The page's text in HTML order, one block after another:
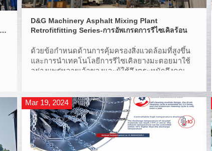
D&G Machinery Asphalt Mixing Plant
Retrofitfitting Series-การอัพเกรดการรีไซเคิลร้อน
ด้วยข้อกําหนดด้านการคุ้มครองสิ่งแวดล้อมที่สูงขึ้น
และการนําเทคโนโลยีการรีไซเคิลยางมะตอยมาใช้
อย่างแพร่หลายเจ้าของและผู้ใช้จึงตระหนักถึงคุณค่า
(Reclaimed Asphalt Pavement) ช่วยเพิ่มรายได้ให้
กับโรงงานยางมะตอย
Mar 19, 2024